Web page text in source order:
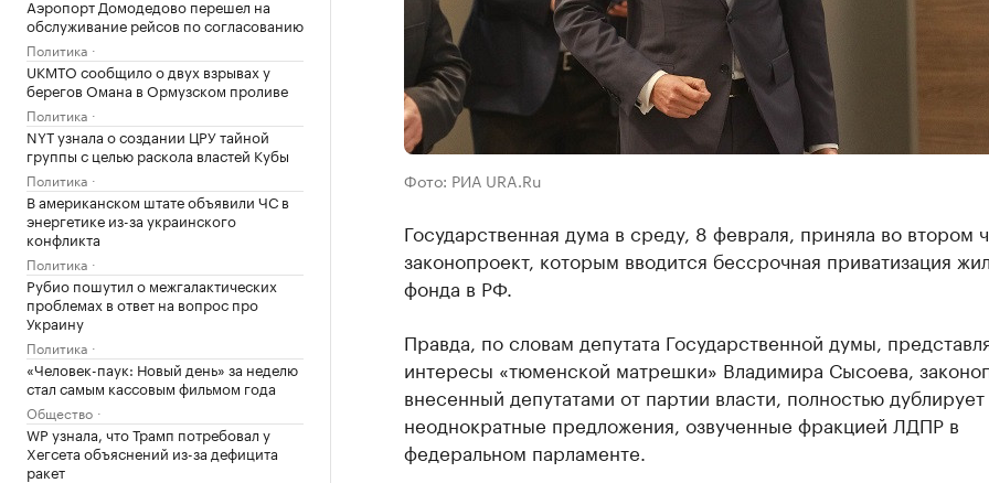
Аэропорт Домодедово перешел на
обслуживание рейсов по согласованию
Политика
UKMTO сообщило о двух взрывах у
берегов Омана в Ормузском проливе
Политика
NYT узнала о создании ЦРУ тайной
группы с целью раскола властей Кубы
Политика
В американском штате объявили ЧС в
энергетике из-за украинского
конфликта
Политика
Рубио пошутил о межгалактических
проблемах в ответ на вопрос про
Украину
Политика
«Человек-паук: Новый день» за неделю
стал самым кассовым фильмом года
Общество
WP узнала, что Трамп потребовал у
Хегсета объяснений из-за дефицита
ракет
Фото: РИА URA.Ru
Государственная дума в среду, 8 февраля, приняла во втором
законопроект, которым вводится бессрочная приватизация
фонда в РФ.
Правда, по словам депутата Государственной думы,
интересы «тюменской матрешки» Владимира Сысоева,
внесенный депутатами от партии власти, полностью дублирует
неоднократные предложения, озвученные фракцией ЛДПР в
федеральном парламенте.